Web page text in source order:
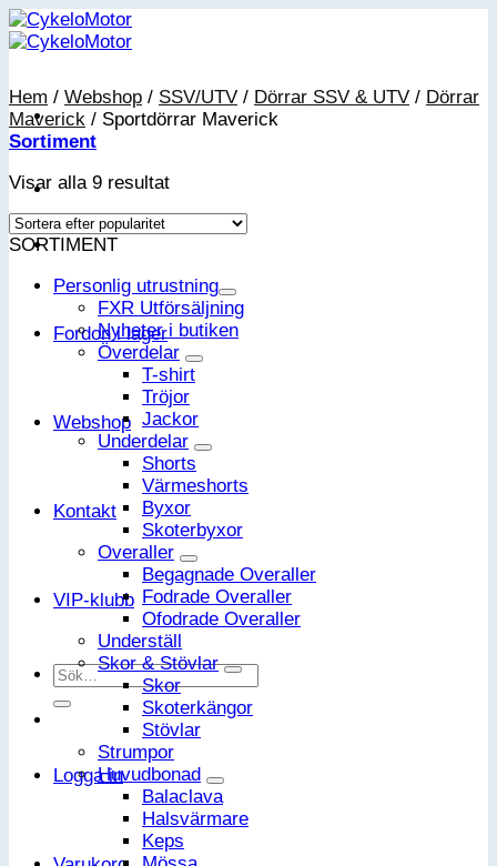
Skip
to
Fordon i lager
Webshop
Kontakt
VIP-klubb
Sök
efter:
Logga in
Hem / Webshop / SSV/UTV / Dörrar SSV & UTV / Dörrar
Maverick / Sportdörrar Maverick
Sortiment
Visar alla 9 resultatSortera
popularitet
SORTIMENT
Personlig utrustning
FXR Utförsäljning
Nyheter i butiken
Överdelar
T-shirt
Tröjor
Jackor
Underdelar
Shorts
Värmeshorts
Byxor
Skoterbyxor
Overaller
Begagnade Overaller
Fodrade Overaller
Ofodrade Overaller
Underställ
Skor & Stövlar
Skor
Skoterkängor
Stövlar
Strumpor
Huvudbonad
Balaclava
Halsvärmare
Keps